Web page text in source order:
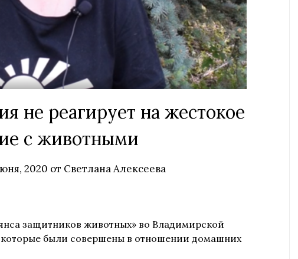
не реагирует на жестокое
с животными
2020 от Светлана Алексеева
защитников животных» во Владимирской
которые были совершены в отношении домашних